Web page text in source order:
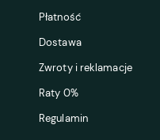
Płatność
Dostawa
Zwroty i reklamacje
Raty 0%
Regulamin